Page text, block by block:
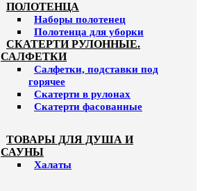
ПОЛОТЕНЦА
Наборы полотенец
Полотенца для уборки
СКАТЕРТИ РУЛОННЫЕ.
САЛФЕТКИ
Салфетки, подставки под
горячее
Скатерти в рулонах
Скатерти фасованные
ТОВАРЫ ДЛЯ ДУША И
САУНЫ
Халаты